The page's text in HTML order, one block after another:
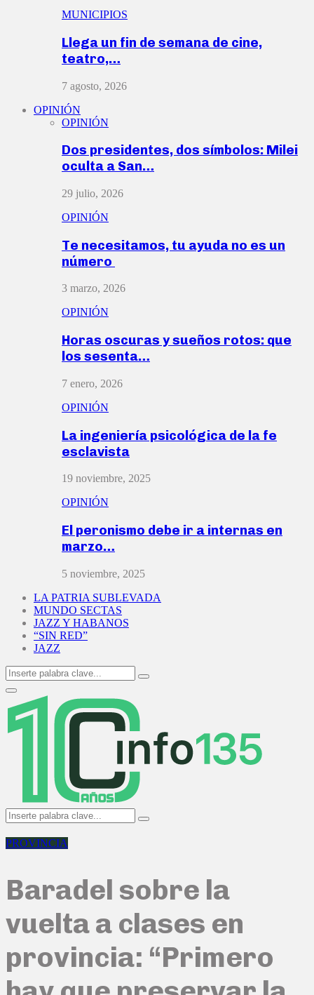
MUNICIPIOS
Llega un fin de semana de cine,
teatro,…
7 agosto, 2026
OPINIÓN
OPINIÓN
Dos presidentes, dos símbolos: Milei
oculta a San…
29 julio, 2026
OPINIÓN
Te necesitamos, tu ayuda no es un
número
3 marzo, 2026
OPINIÓN
Horas oscuras y sueños rotos: que
los sesenta…
7 enero, 2026
OPINIÓN
La ingeniería psicológica de la fe
esclavista
19 noviembre, 2025
OPINIÓN
El peronismo debe ir a internas en
marzo…
5 noviembre, 2025
LA PATRIA SUBLEVADA
MUNDO SECTAS
JAZZ Y HABANOS
“SIN RED”
JAZZ
Search
for:
Search
Primary
Menu
Search
for:
Search
PROVINCIA
Baradel sobre la
vuelta a clases en
provincia: “Primero